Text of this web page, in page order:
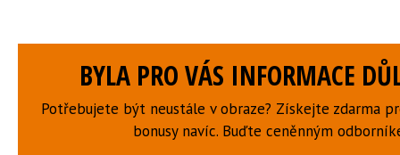
BYLA PRO VÁS INFORMACE
Potřebujete být neustále v obraze? Získejte zdarma
bonusy navíc. Buďte ceněnným